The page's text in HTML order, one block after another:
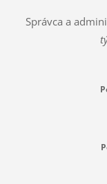
Správca a